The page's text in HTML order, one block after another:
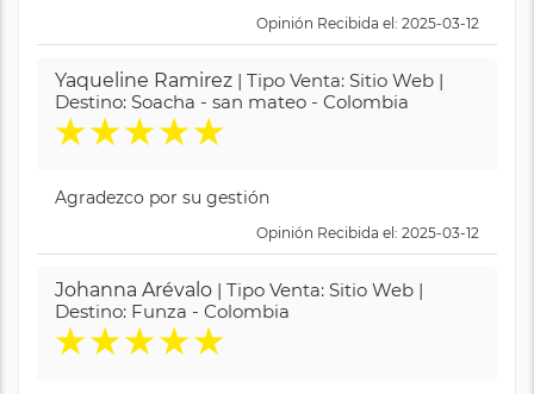
Opinión Recibida el: 2025-03-12
Yaqueline Ramirez | Tipo Venta: Sitio Web |
Destino: Soacha - san mateo - Colombia
★★★★★
Agradezco por su gestión
Opinión Recibida el: 2025-03-12
Johanna Arévalo | Tipo Venta: Sitio Web |
Destino: Funza - Colombia
★★★★★